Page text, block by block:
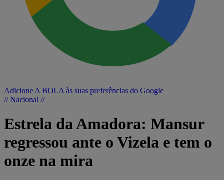
Adicione A BOLA às suas preferências do Google
// Nacional //
Estrela da Amadora: Mansur
regressou ante o Vizela e tem o
onze na mira